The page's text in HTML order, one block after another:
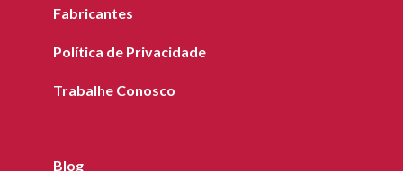
Fabricantes
Política de Privacidade
Trabalhe Conosco
Blog